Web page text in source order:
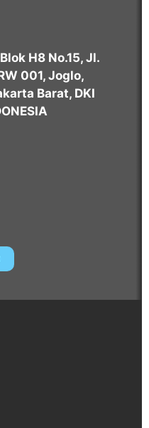
H8 No.15, Jl.
001, Joglo,
Barat, DKI
EdavosPT